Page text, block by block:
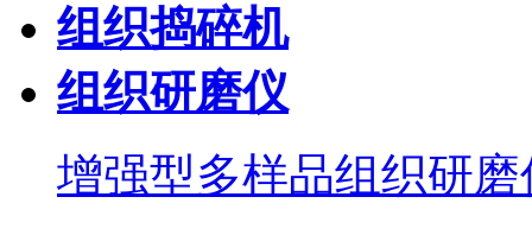
组织捣碎机
组织研磨仪
增强型多样品组织研磨